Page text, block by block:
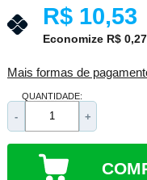
R$ 10,53
Economize R$ 0,27
Mais formas de
QUANTIDADE:
- +